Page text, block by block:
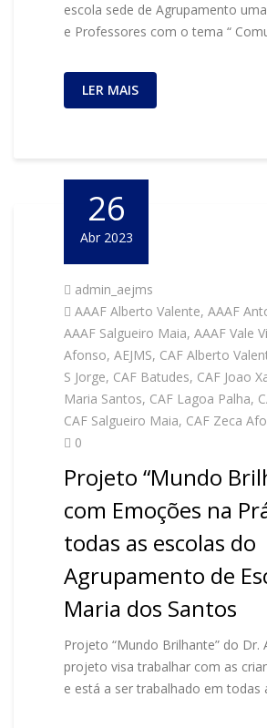
escola sede de Agrupamento
e Professores com o tema “
LER MAIS
26
Abr 2023
admin_aejms
AAAF Alberto Valente, AAAF
AAAF Salgueiro Maia, AAAF Vale
Afonso, AEJMS, CAF Alberto
S Jorge, CAF Batudes, CAF Joao
Maria Santos, CAF Lagoa Palha,
CAF Salgueiro Maia, CAF Zeca
0
Projeto “Mundo
com Emoções na
todas as escolas do
Agrupamento de
Maria dos Santos
Projeto “Mundo Brilhante” do Dr.
projeto visa trabalhar com as
e está a ser trabalhado em todas